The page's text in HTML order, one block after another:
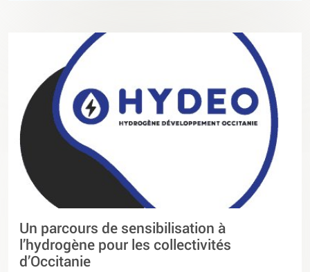
Un parcours de sensibilisation à
l’hydrogène pour les collectivités
d’Occitanie